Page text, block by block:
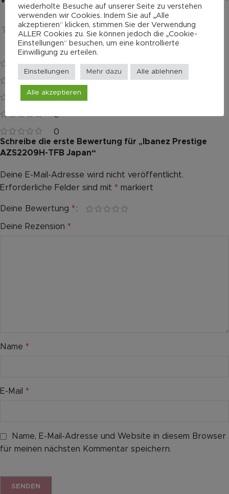
0 reviews
0
0
0
0
0
Bewertungen
Es gibt noch keine Bewertungen.
Schreibe die erste Bewertung für „Ibanez Prestige
AZS2209H-TFB Japan“
Deine E-Mail-Adresse wird nicht veröffentlicht.
Erforderliche Felder sind mit * markiert
Deine Bewertung *
Deine Rezension *
Name *
E-Mail *
Name, E-Mail-Adresse und Website in diesem Browser
für meinen nächsten Kommentar speichern.
Alternative:
wiederholte Besuche auf unserer Seite zu verstehen
verwenden wir Cookies. Indem Sie auf „Alle
akzeptieren“ klicken, stimmen Sie der Verwendung
ALLER Cookies zu. Sie können jedoch die „Cookie-
Einstellungen“ besuchen, um eine kontrollierte
Einwilligung zu erteilen.
Einstellungen Mehr dazu Alle ablehnen
Alle akzeptieren